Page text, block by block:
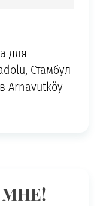
для
Стамбул
Arnavutköy